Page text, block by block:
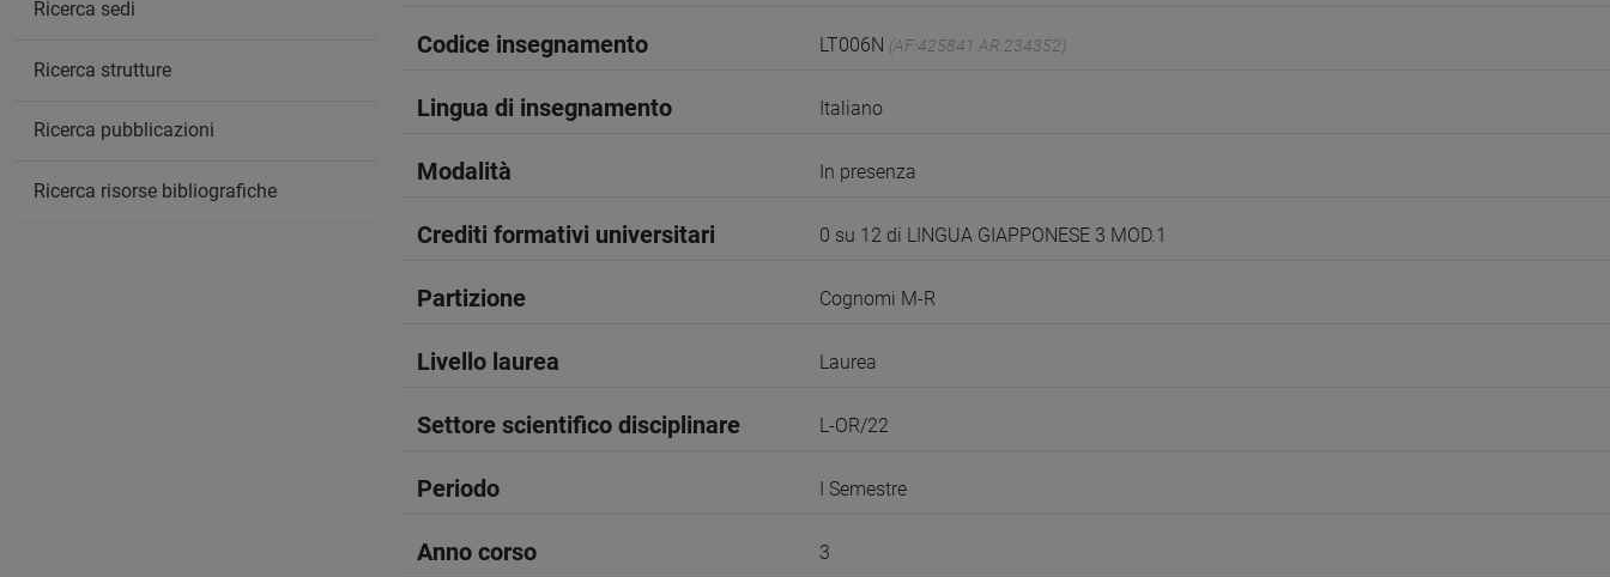
Codice insegnamento LT006N (AF:425841 AR:234352)
Lingua di insegnamento Italiano
Modalità In presenza
Crediti formativi universitari 0 su 12 di LINGUA GIAPPONESE 3 MOD.1
Partizione Cognomi M-R
Livello laurea Laurea
Settore scientifico disciplinare L-OR/22
Periodo I Semestre
Anno corso 3
Ricerca sedi
Ricerca strutture
Ricerca pubblicazioni
Ricerca risorse bibliografiche